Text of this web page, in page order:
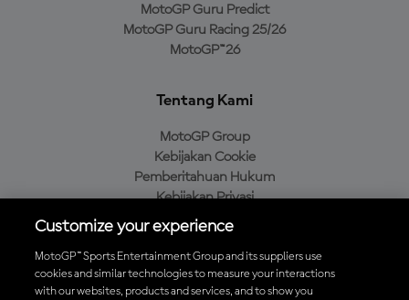
MotoGP Guru Predict
MotoGP Guru Racing 25/26
MotoGP™26
Tentang Kami
MotoGP Group
Kebijakan Cookie
Pemberitahuan Hukum
Kebijakan Privasi
Kebijakan Pembelian
Unduh Aplikasi Resmi MotoGP™
Customize your experience
MotoGP™ Sports Entertainment Group and its suppliers use
cookies and similar technologies to measure your interactions
with our websites, products and services, and to show you